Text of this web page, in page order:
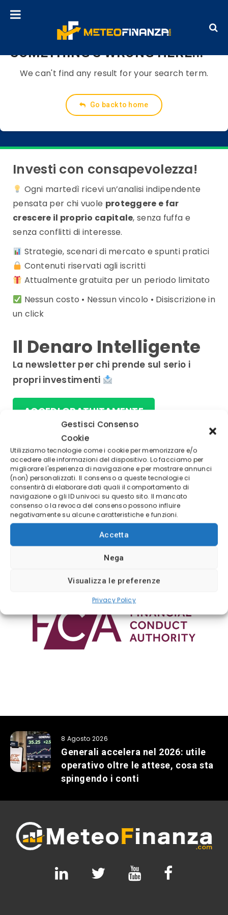
Gestisci Consenso
Cookie
Utilizziamo tecnologie come i cookie per memorizzare e/o
accedere alle informazioni del dispositivo. Lo facciamo per
migliorare l'esperienza di navigazione e per mostrare annunci
(non) personalizzati. Il consenso a queste tecnologie ci
consentirà di elaborare dati quali il comportamento di
navigazione o gli ID univoci su questo sito. Il mancato
consenso o la revoca del consenso possono influire
negativamente su alcune caratteristiche e funzioni.
Accetta
Nega
Visualizza le preferenze
Privacy Policy
SOMETHING'S WRONG HERE...
We can't find any result for your search term.
Go back to home
Investi con consapevolezza!
Ogni martedì ricevi un’analisi indipendente
pensata per chi vuole proteggere e far
crescere il proprio capitale, senza fuffa e
senza conflitti di interesse.
Strategie, scenari di mercato e spunti pratici
Contenuti riservati agli iscritti
Attualmente gratuita per un periodo limitato
Nessun costo • Nessun vincolo • Disiscrizione in
un click
Il Denaro Intelligente
La newsletter per chi prende sul serio i
propri investimenti
ACCEDI GRATUITAMENTE
Regolamentazione Trading
8 Agosto 2026
Generali accelera nel 2026: utile
operativo oltre le attese, cosa sta
spingendo i conti